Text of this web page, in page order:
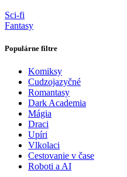
Sci-fi
Fantasy
Populárne filtre
Komiksy
Cudzojazyčné
Romantasy
Dark Academia
Mágia
Draci
Upíri
Vlkolaci
Cestovanie v čase
Roboti a AI